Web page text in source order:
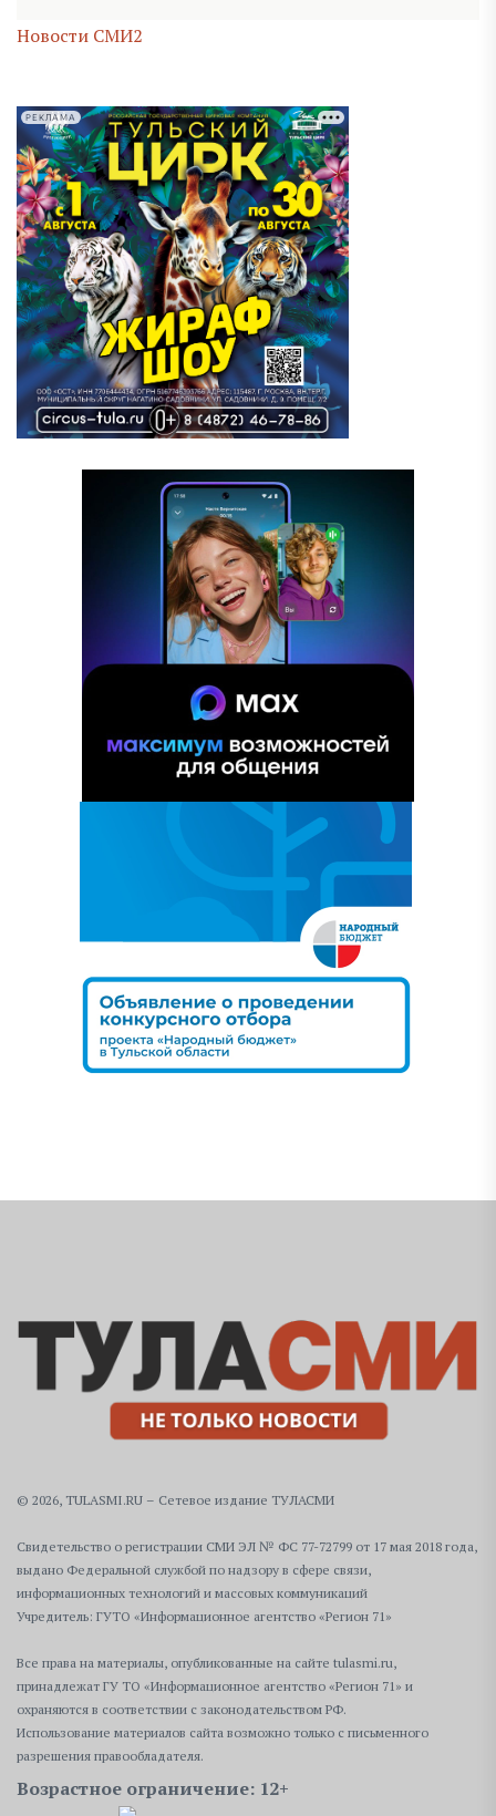
Новости СМИ2
РЕКЛАМА
© 2026, TULASMI.RU – Сетевое издание ТУЛАСМИ
Свидетельство о регистрации СМИ ЭЛ № ФС 77-72799 от 17 мая 2018 года,
выдано Федеральной службой по надзору в сфере связи,
информационных технологий и массовых коммуникаций
Учредитель: ГУТО «Информационное агентство «Регион 71»
Все права на материалы, опубликованные на сайте tulasmi.ru,
принадлежат ГУ ТО «Информационное агентство «Регион 71» и
охраняются в соответствии с законодательством РФ.
Использование материалов сайта возможно только с письменного
разрешения правообладателя.
Возрастное ограничение: 12+